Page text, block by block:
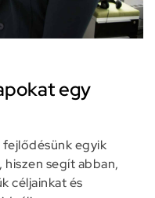
egy
egyik
segít abban,
céljainkat és